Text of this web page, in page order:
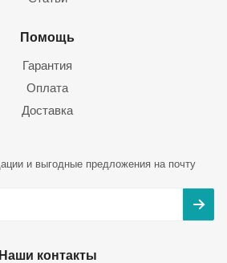
Помощь
Гарантия
Оплата
Доставка
и выгодные предложения на почту
Наши контакты